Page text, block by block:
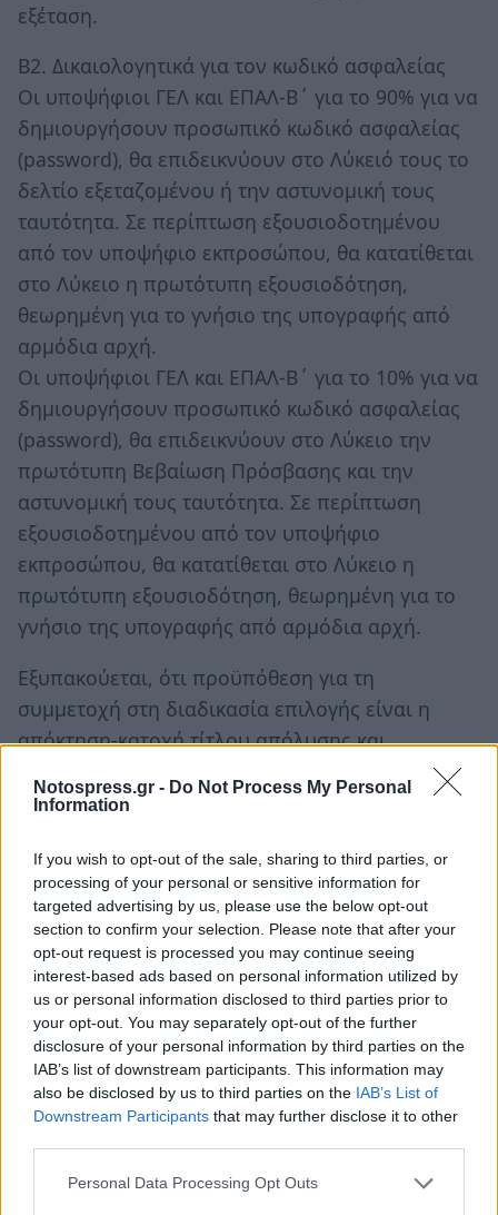
Notospress.gr - Do Not Process My Personal
Information
If you wish to opt-out of the sale, sharing to third parties, or
processing of your personal or sensitive information for
targeted advertising by us, please use the below opt-out
section to confirm your selection. Please note that after your
opt-out request is processed you may continue seeing
interest-based ads based on personal information utilized by
us or personal information disclosed to third parties prior to
your opt-out. You may separately opt-out of the further
disclosure of your personal information by third parties on the
IAB’s list of downstream participants. This information may
also be disclosed by us to third parties on the IAB’s List of
Downstream Participants that may further disclose it to other
Personal Data Processing Opt Outs
εξέταση.
Β2. Δικαιολογητικά για τον κωδικό ασφαλείας
Οι υποψήφιοι ΓΕΛ και ΕΠΑΛ-Β΄ για το 90% για να
δημιουργήσουν προσωπικό κωδικό ασφαλείας
(password), θα επιδεικνύουν στο Λύκειό τους το
δελτίο εξεταζομένου ή την αστυνομική τους
ταυτότητα. Σε περίπτωση εξουσιοδοτημένου
από τον υποψήφιο εκπροσώπου, θα κατατίθεται
στο Λύκειο η πρωτότυπη εξουσιοδότηση,
θεωρημένη για το γνήσιο της υπογραφής από
αρμόδια αρχή.
Οι υποψήφιοι ΓΕΛ και ΕΠΑΛ-Β΄ για το 10% για να
δημιουργήσουν προσωπικό κωδικό ασφαλείας
(password), θα επιδεικνύουν στο Λύκειο την
πρωτότυπη Βεβαίωση Πρόσβασης και την
αστυνομική τους ταυτότητα. Σε περίπτωση
εξουσιοδοτημένου από τον υποψήφιο
εκπροσώπου, θα κατατίθεται στο Λύκειο η
πρωτότυπη εξουσιοδότηση, θεωρημένη για το
γνήσιο της υπογραφής από αρμόδια αρχή.
Εξυπακούεται, ότι προϋπόθεση για τη
συμμετοχή στη διαδικασία επιλογής είναι η
απόκτηση-κατοχή τίτλου απόλυσης και
Βεβαίωσης Πρόσβασης για τους υποψηφίους
ΓΕΛ και ΕΠΑΛ-Β΄.
Ένας επιπλέον έλεγχος από τους Δ/ντές των
Εσπερινών ΓΕΛ θα γίνεται για τους υποψηφίους
εσπερινών ΓΕΛ.
Πιο συγκεκριμένα, όταν ο υποψήφιος αυτός
προσέρχεται στο εσπερινό ΓΕΛ, προκειμένου να
δημιουργήσει προσωπικό κωδικό ασφαλείας
(password), θα ζητείται από τον υποψήφιο
βεβαίωση του οικείου σχολείου από την οποία
να προκύπτει ότι φοίτησε και τις δύο τελευταίες
τάξεις στο Εσπερινό Λύκειο (απαιτείται πλήρης
φοίτηση για όσους έλαβαν απολυτήριο από το